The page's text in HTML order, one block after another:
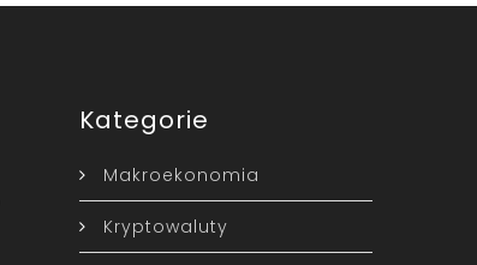
Kategorie
Makroekonomia
Kryptowaluty